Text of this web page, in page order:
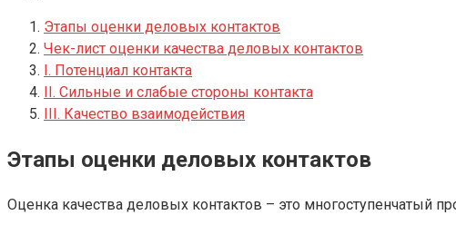
Этапы оценки деловых контактов
Чек-лист оценки качества деловых контактов
I. Потенциал контакта
II. Сильные и слабые стороны контакта
III. Качество взаимодействия
Этапы оценки деловых контактов
Оценка качества деловых контактов – это многоступенчатый